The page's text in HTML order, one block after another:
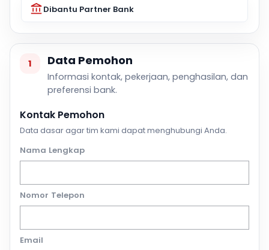
Dibantu Partner Bank
1 Data Pemohon
Informasi kontak, pekerjaan, penghasilan, dan
preferensi bank.
Kontak Pemohon
Data dasar agar tim kami dapat menghubungi Anda.
Nama Lengkap
Nomor Telepon
Email